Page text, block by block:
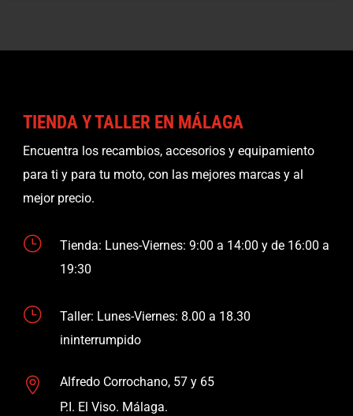
TIENDA Y TALLER EN MÁLAGA
Encuentra los recambios, accesorios y equipamiento
para ti y para tu moto, con las mejores marcas y al
mejor precio.
}
Tienda: Lunes-Viernes: 9:00 a 14:00 y de 16:00 a
19:30
}
Taller: Lunes-Viernes: 8.00 a 18.30
ininterrumpido

Alfredo Corrochano, 57 y 65
P.I. El Viso. Málaga.